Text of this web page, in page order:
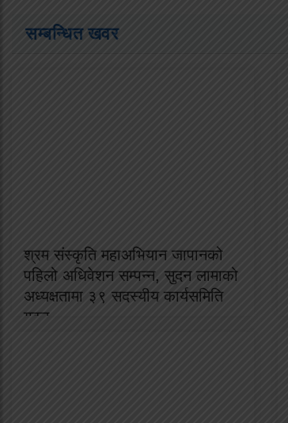
सम्बन्धित खवर
श्रम संस्कृति महाअभियान जापानको
पहिलो अधिवेशन सम्पन्न, सुदन लामाको
अध्यक्षतामा ३९ सदस्यीय कार्यसमिति
गठन